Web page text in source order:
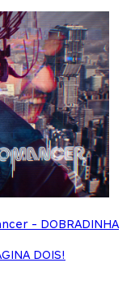
- DOBRADINHA
DOIS!